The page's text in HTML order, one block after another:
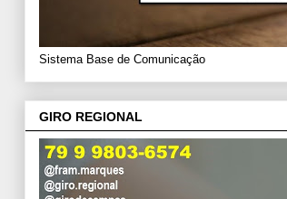
Sistema Base de Comunicação
GIRO REGIONAL